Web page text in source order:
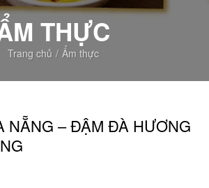
THỰC
Trang chủ Ẩm thực
NẴNG – ĐẬM ĐÀ HƯƠNG